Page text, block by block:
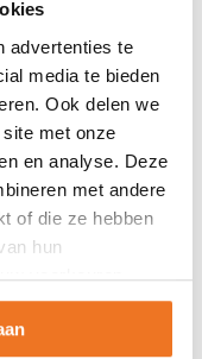
advertenties te
media te bieden
Ook delen we
met onze
en analyse. Deze
met andere
of die ze hebben
hun
voorkeuren